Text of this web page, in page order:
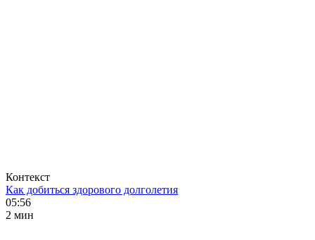
Контекст
Как добиться здорового долголетия
05:56
2 мин